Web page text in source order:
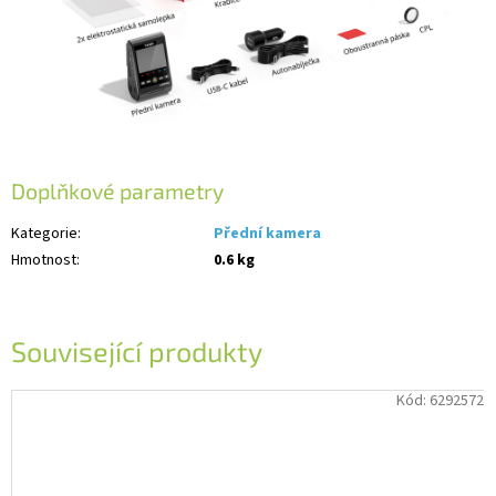
Související produkty
Kód: 6292572
Doplňkové parametry
Kategorie:
Přední kamera
Hmotnost: 0.6 kg